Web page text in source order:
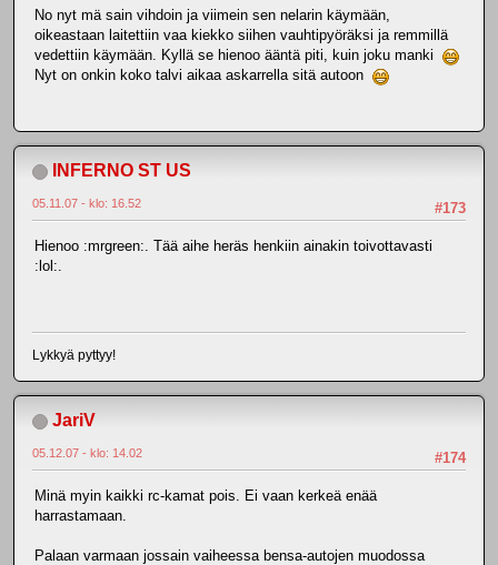
No nyt mä sain vihdoin ja viimein sen nelarin käymään,
oikeastaan laitettiin vaa kiekko siihen vauhtipyöräksi ja remmillä
vedettiin käymään. Kyllä se hienoo ääntä piti, kuin joku manki
Nyt on onkin koko talvi aikaa askarrella sitä autoon
INFERNO ST US
#173
05.11.07 - klo: 16.52
Hienoo :mrgreen:. Tää aihe heräs henkiin ainakin toivottavasti
:lol:.
Lykkyä pyttyy!
JariV
#174
05.12.07 - klo: 14.02
Minä myin kaikki rc-kamat pois. Ei vaan kerkeä enää
harrastamaan.
Palaan varmaan jossain vaiheessa bensa-autojen muodossa